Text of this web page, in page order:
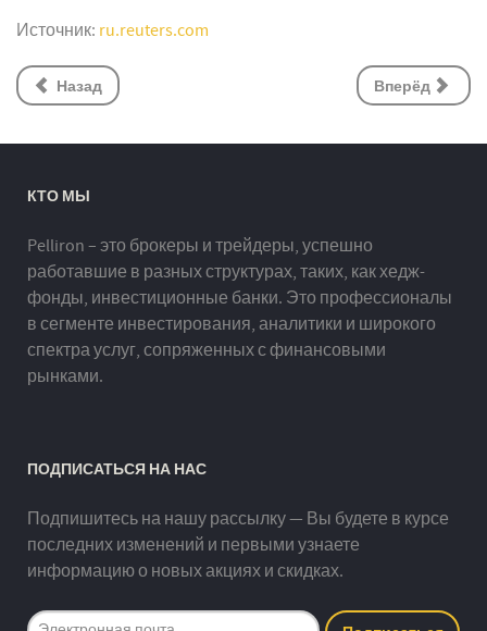
Источник: ru.reuters.com
Назад Вперёд
КТО МЫ
Pelliron – это брокеры и трейдеры, успешно
работавшие в разных структурах, таких, как хедж-
фонды, инвестиционные банки. Это профессионалы
в сегменте инвестирования, аналитики и широкого
спектра услуг, сопряженных с финансовыми
рынками.
ПОДПИСАТЬСЯ НА НАС
Подпишитесь на нашу рассылку — Вы будете в курсе
последних изменений и первыми узнаете
информацию о новых акциях и скидках.